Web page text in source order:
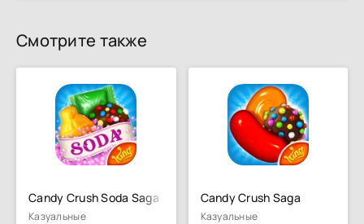
Смотрите также
Candy Crush Soda Saga
Казуальные
Candy Crush Saga
Казуальные